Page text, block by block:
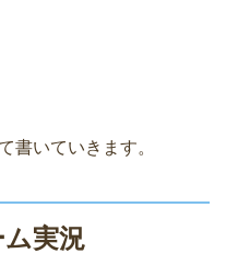
書いていきます。
実況